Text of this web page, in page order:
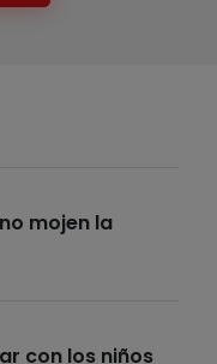
mojen la
con los niños